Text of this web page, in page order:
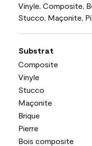
Vinyle, Composite,
Stucco, Maçonite,
Substrat
Composite
Vinyle
Stucco
Maçonite
Brique
Pierre
Bois composite